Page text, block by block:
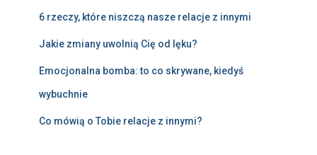
6 rzeczy, które niszczą nasze relacje z innymi
Jakie zmiany uwolnią Cię od lęku?
Emocjonalna bomba: to co skrywane, kiedyś
wybuchnie
Co mówią o Tobie relacje z innymi?